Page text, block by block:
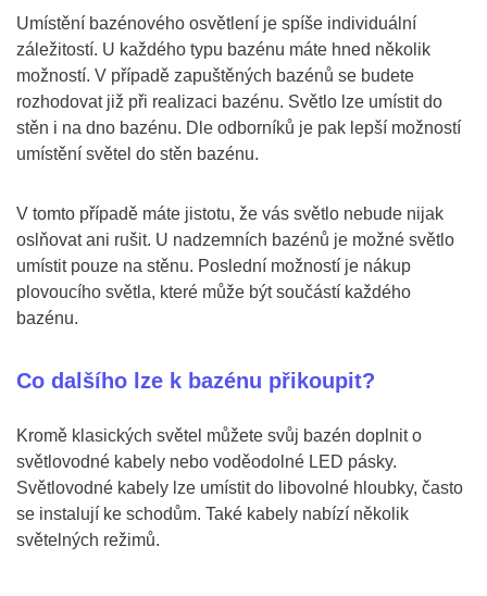
Umístění bazénového osvětlení je spíše individuální
záležitostí. U každého typu bazénu máte hned několik
možností. V případě zapuštěných bazénů se budete
rozhodovat již při realizaci bazénu. Světlo lze umístit do
stěn i na dno bazénu. Dle odborníků je pak lepší možností
umístění světel do stěn bazénu.
V tomto případě máte jistotu, že vás světlo nebude nijak
oslňovat ani rušit. U nadzemních bazénů je možné světlo
umístit pouze na stěnu. Poslední možností je nákup
plovoucího světla, které může být součástí každého
bazénu.
Co dalšího lze k bazénu přikoupit?
Kromě klasických světel můžete svůj bazén doplnit o
světlovodné kabely nebo voděodolné LED pásky.
Světlovodné kabely lze umístit do libovolné hloubky, často
se instalují ke schodům. Také kabely nabízí několik
světelných režimů.